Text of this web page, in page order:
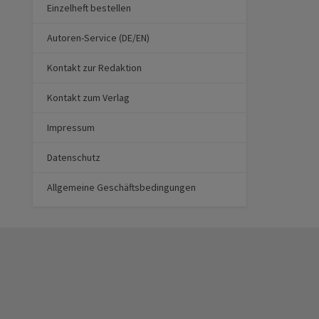
Einzelheft bestellen
Autoren-Service (DE/EN)
Kontakt zur Redaktion
Kontakt zum Verlag
Impressum
Datenschutz
Allgemeine Geschäftsbedingungen